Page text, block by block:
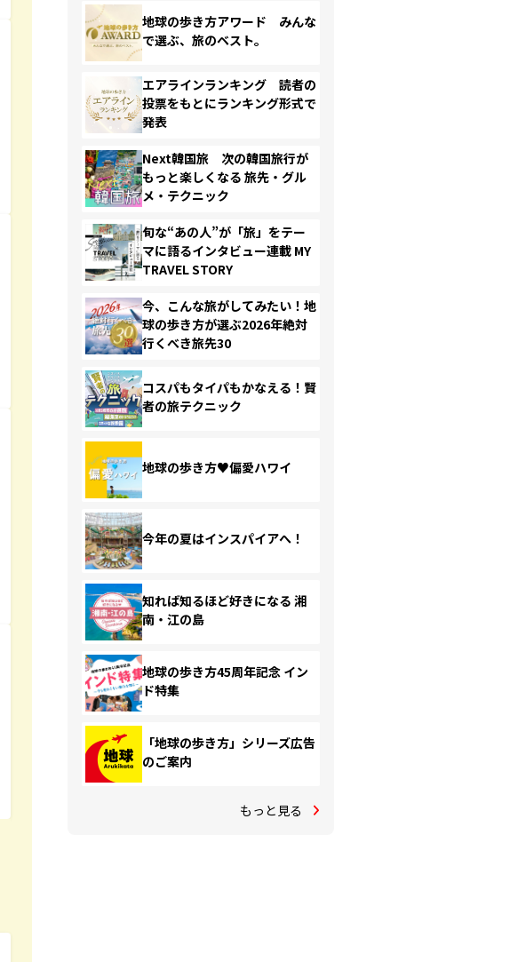
地球の歩き方アワード みんな
で選ぶ、旅のベスト。
エアラインランキング 読者の
投票をもとにランキング形式で
発表
Next韓国旅 次の韓国旅行が
もっと楽しくなる 旅先・グル
メ・テクニック
旬な“あの人”が「旅」をテー
マに語るインタビュー連載 MY
TRAVEL STORY
今、こんな旅がしてみたい！地
球の歩き方が選ぶ2026年絶対
行くべき旅先30
コスパもタイパもかなえる！賢
者の旅テクニック
地球の歩き方♥偏愛ハワイ
今年の夏はインスパイアへ！
知れば知るほど好きになる 湘
南・江の島
地球の歩き方45周年記念 イン
ド特集
「地球の歩き方」シリーズ広告
のご案内
もっと見る